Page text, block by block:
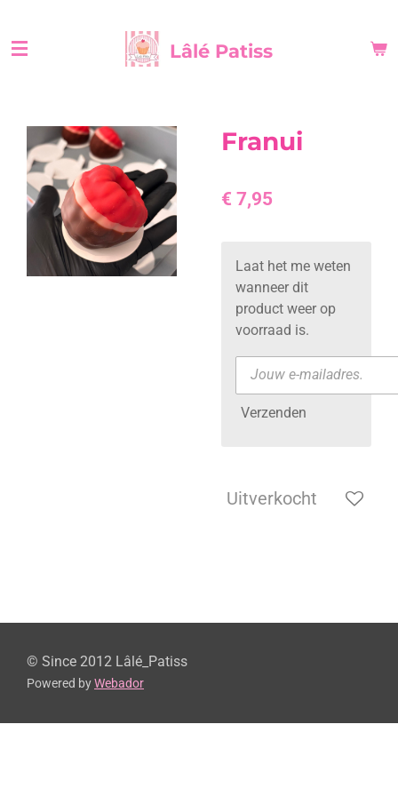
direct
naar
Lâlé Patiss
Franui
€ 7,95
Laat het me weten
wanneer dit
product weer op
voorraad is.
Verzenden
Uitverkocht
© Since 2012 Lâlé_Patiss
Powered byWebador